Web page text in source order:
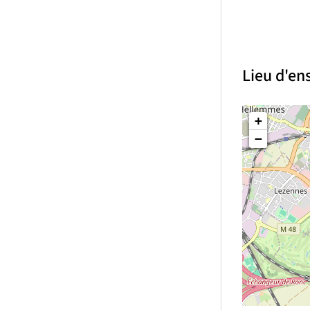
Lieu
+
−